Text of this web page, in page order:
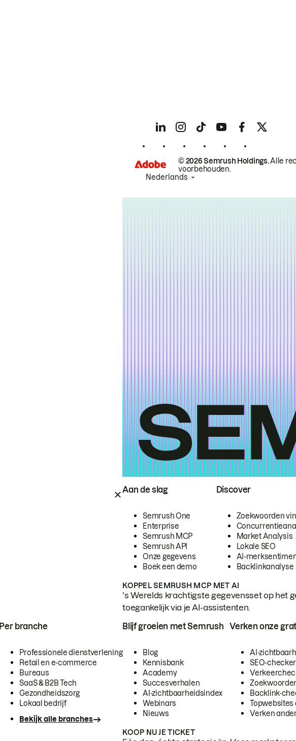
Aan de slag
Semrush One
Enterprise
Semrush MCP
Semrush API
Onze gegevens
Boek een demo
Discover
Zoekwoorden
Market Analysis
Lokale SEO
AI-
Backlinkanalyse
KOPPEL SEMRUSH MCP MET AI
's Werelds krachtigste gegevensset op het
toegankelijk via je AI-assistenten.
Per branche
Professionele dienstverlening
Retail en e-commerce
Bureaus
SaaS & B2B Tech
Gezondheidszorg
Lokaal bedrijf
Bekijk alle branches
Blijf groeien met Semrush
Blog
Kennisbank
Academy
Succesverhalen
AI-zichtbaarheidsindex
Webinars
Nieuws
Verken onze
AI-
SEO-checker
Backlink-
Topwebsites
Verken
KOOP NU JE TICKET
© 2026 Semrush Holdings.Alle
voorbehouden.
Nederlands